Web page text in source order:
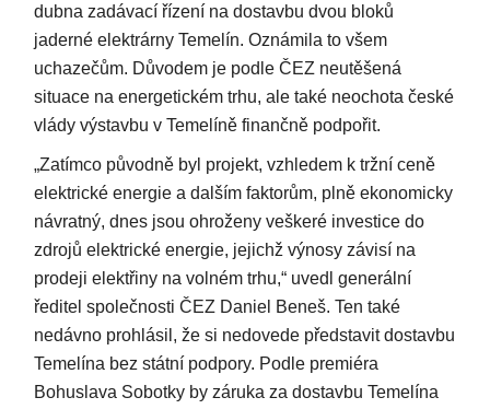
dubna zadávací řízení na dostavbu dvou bloků
jaderné elektrárny Temelín. Oznámila to všem
uchazečům. Důvodem je podle ČEZ neutěšená
situace na energetickém trhu, ale také neochota české
vlády výstavbu v Temelíně finančně podpořit.
„Zatímco původně byl projekt, vzhledem k tržní ceně
elektrické energie a dalším faktorům, plně ekonomicky
návratný, dnes jsou ohroženy veškeré investice do
zdrojů elektrické energie, jejichž výnosy závisí na
prodeji elektřiny na volném trhu,“ uvedl generální
ředitel společnosti ČEZ Daniel Beneš. Ten také
nedávno prohlásil, že si nedovede představit dostavbu
Temelína bez státní podpory. Podle premiéra
Bohuslava Sobotky by záruka za dostavbu Temelína